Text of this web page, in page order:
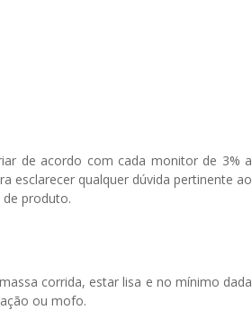
de acordo com cada monitor de 3% a
esclarecer qualquer dúvida pertinente ao
produto.
corrida, estar lisa e no mínimo dada
ou mofo.